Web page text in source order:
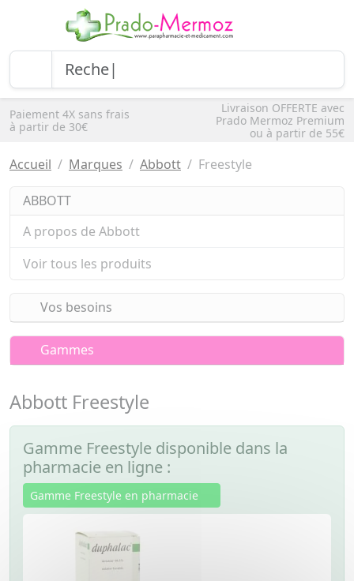
Paiement 4X sans frais
à partir de 30€
Livraison OFFERTE avec
Prado Mermoz Premium
ou à partir de 55€
Accueil Marques Abbott Freestyle
ABBOTT
A propos de Abbott
Voir tous les produits
Vos besoins
Gammes
Abbott Freestyle
Gamme Freestyle disponible dans la
pharmacie en ligne :
Gamme Freestyle en pharmacie